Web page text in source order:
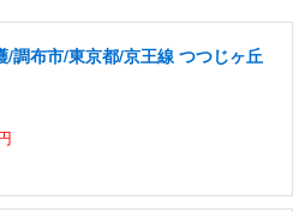
調布市/東京都/京王線 つつじヶ丘